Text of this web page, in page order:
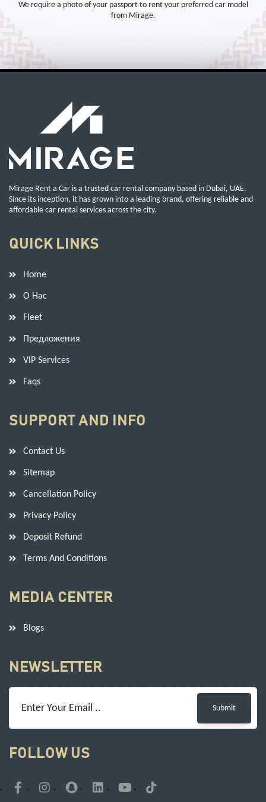
We require a photo of your passport to rent your preferred car model
from Mirage.
Mirage Rent a Car is a trusted car rental company based in Dubai, UAE.
Since its inception, it has grown into a leading brand, offering reliable and
affordable car rental services across the city.
QUICK LINKS
Home
О Нас
Fleet
Предложения
VIP Services
Faqs
SUPPORT AND INFO
Contact Us
Sitemap
Cancellation Policy
Privacy Policy
Deposit Refund
Terms And Conditions
MEDIA CENTER
Blogs
NEWSLETTER
Submit
FOLLOW US